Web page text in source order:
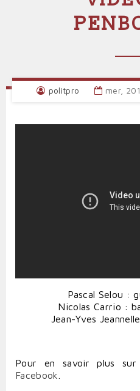
politpro mer,
Pascal Selou :
Nicolas Carrio :
Jean-Yves
Pour en savoir plus sur
Facebook